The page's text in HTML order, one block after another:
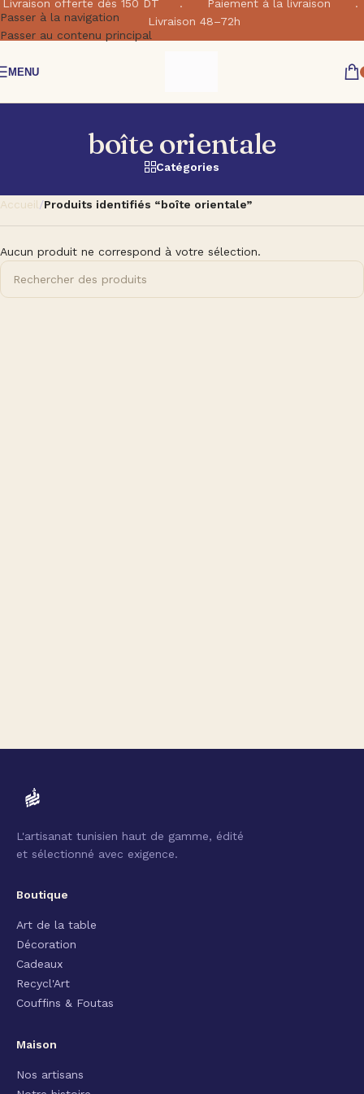
Passer à la navigation
Passer au contenu principal
Livraison offerte dés 150 DT . Paiement à la livraison .
Livraison 48–72h
MENU
boîte orientale
Catégories
Accueil/Produits identifiés “boîte orientale”
Aucun produit ne correspond à votre sélection.
L'artisanat tunisien haut de gamme, édité
et sélectionné avec exigence.
Boutique
Art de la table
Décoration
Cadeaux
Recycl'Art
Couffins & Foutas
Maison
Nos artisans